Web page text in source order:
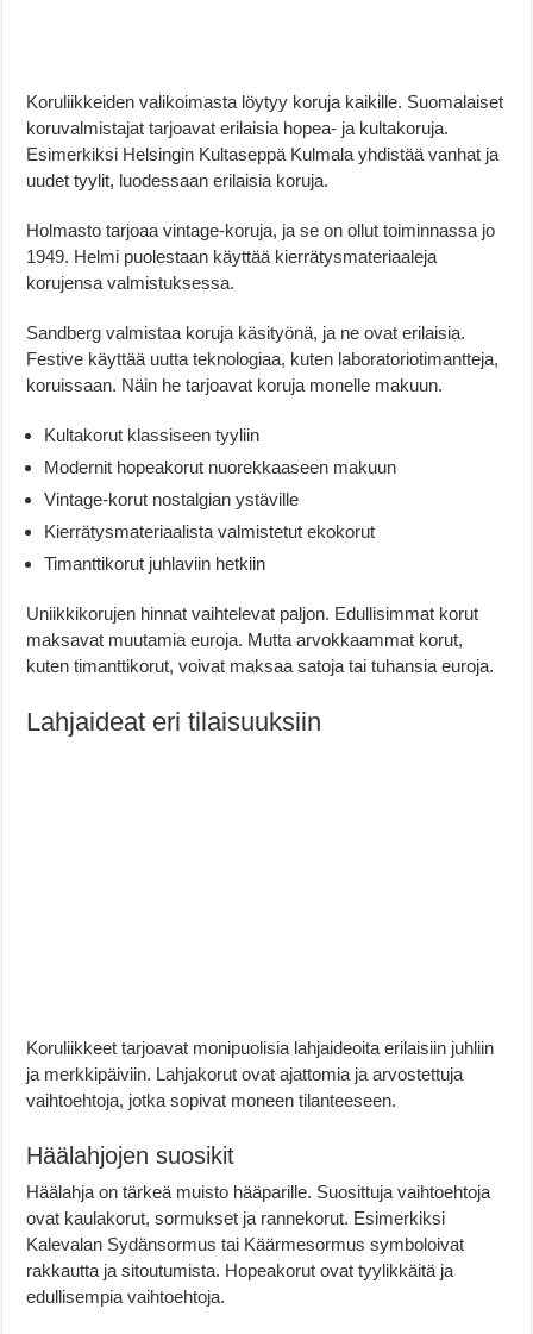
Koruliikkeiden valikoimasta löytyy koruja kaikille. Suomalaiset
koruvalmistajat tarjoavat erilaisia hopea- ja kultakoruja.
Esimerkiksi Helsingin Kultaseppä Kulmala yhdistää vanhat ja
uudet tyylit, luodessaan erilaisia koruja.
Holmasto tarjoaa vintage-koruja, ja se on ollut toiminnassa jo
1949. Helmi puolestaan käyttää kierrätysmateriaaleja
korujensa valmistuksessa.
Sandberg valmistaa koruja käsityönä, ja ne ovat erilaisia.
Festive käyttää uutta teknologiaa, kuten laboratoriotimantteja,
koruissaan. Näin he tarjoavat koruja monelle makuun.
Kultakorut klassiseen tyyliin
Modernit hopeakorut nuorekkaaseen makuun
Vintage-korut nostalgian ystäville
Kierrätysmateriaalista valmistetut ekokorut
Timanttikorut juhlaviin hetkiin
Uniikkikorujen hinnat vaihtelevat paljon. Edullisimmat korut
maksavat muutamia euroja. Mutta arvokkaammat korut,
kuten timanttikorut, voivat maksaa satoja tai tuhansia euroja.
Lahjaideat eri tilaisuuksiin
Koruliikkeet tarjoavat monipuolisia lahjaideoita erilaisiin juhliin
ja merkkipäiviin. Lahjakorut ovat ajattomia ja arvostettuja
vaihtoehtoja, jotka sopivat moneen tilanteeseen.
Häälahjojen suosikit
Häälahja on tärkeä muisto hääparille. Suosittuja vaihtoehtoja
ovat kaulakorut, sormukset ja rannekorut. Esimerkiksi
Kalevalan Sydänsormus tai Käärmesormus symboloivat
rakkautta ja sitoutumista. Hopeakorut ovat tyylikkäitä ja
edullisempia vaihtoehtoja.